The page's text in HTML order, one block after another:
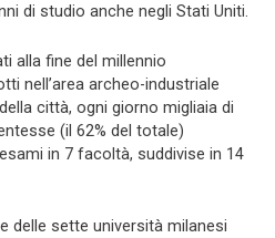
di studio anche negli Stati Uniti.
alla fine del millennio
nell’area archeo-industriale
città, ogni giorno migliaia di
(il 62% del totale)
in 7 facoltà, suddivise in 14
delle sette università milanesi